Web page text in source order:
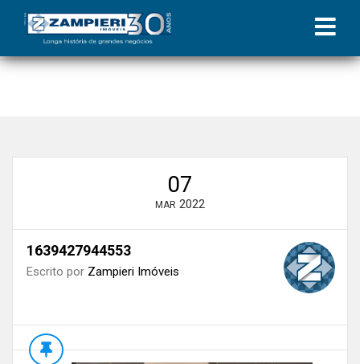
Início»Blog»Jovens e o mercado imobiliário | Coluna Zampieri»
1639427944553
07
MAR 2022
1639427944553
Escrito por Zampieri Imóveis